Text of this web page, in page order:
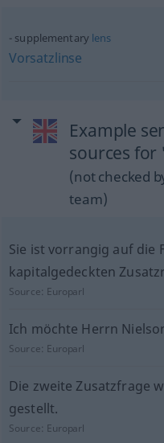
supplementary lens
Vorsatzlinse
Example
sources
(not checked
team)
Sie ist vorrangig auf die
kapitalgedeckten
Source: Europarl
Ich möchte Herrn
Source: Europarl
Die zweite Zusatzfrage
gestellt.
Source: Europarl